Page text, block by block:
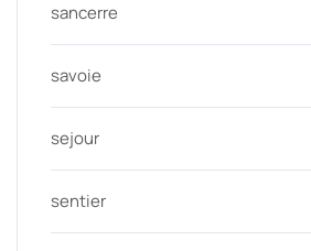
sancerre
savoie
sejour
sentier